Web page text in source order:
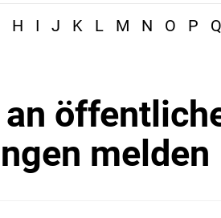
H I J K L M N O P Q
melden